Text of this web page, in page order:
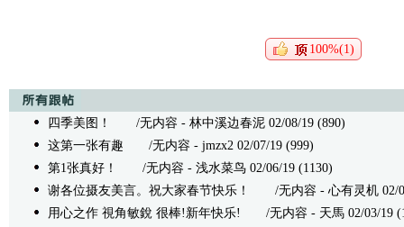
100%(1)
四季美图！
/无内容 - 林中溪边春泥 02/08/19 (890)
这第一张有趣 /无内容 - jmzx2 02/07/19 (999)
第1张真好！
/无内容 - 浅水菜鸟 02/06/19 (1130)
谢各位摄友美言。祝大家春节快乐！
/无内容 - 心有灵机 02/
用心之作 視角敏銳 很棒!新年快乐!
/无内容 - 天馬 02/03/19